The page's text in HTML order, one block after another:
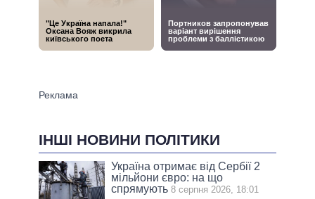
ІНШІ НОВИНИ ПОЛІТИКИ
Україна отримає від Сербії 2
мільйони євро: на що
спрямують 8 серпня 2026, 18:01